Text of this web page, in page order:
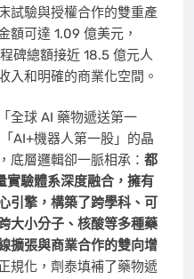
試驗與授權合作的雙重產
額可達 1.09 億美元，
碑總額接近 18.5 億元人
入和明確的商業化空間。
全球 AI 藥物遞送第一
AI+機器人第一股」的晶
底層邏輯卻一脈相承： 都
實驗體系深度融合，擁有
引擎，構築了跨學科、可
大小分子、核酸等多種藥
擴張與商業合作的雙向增
規化，劑泰填補了藥物遞